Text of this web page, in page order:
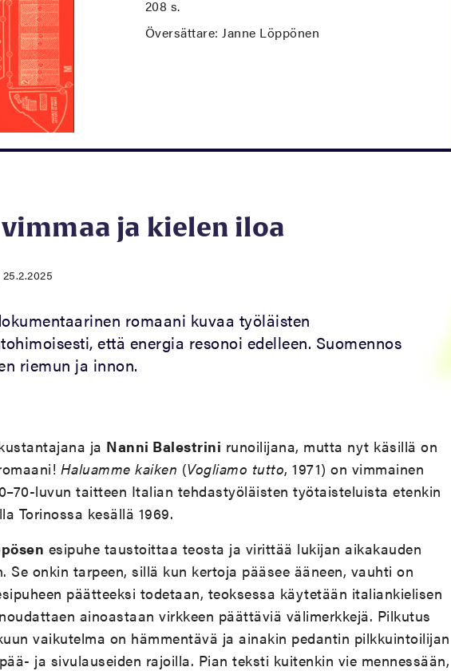
208 s.
Översättare: Janne Löppönen
ja kielen iloa
25.2.2025
romaani kuvaa työläisten
että energia resonoi edelleen. Suomennos
riemun ja innon.
ja Nanni Balestrini runoilijana, mutta nyt käsillä on
Haluamme kaiken (Vogliamo tutto, 1971) on vimmainen
luvun taitteen Italian tehdastyöläisten työtaisteluista etenkin
Torinossa kesällä 1969.
esipuhe taustoittaa teosta ja virittää lukijan aikakauden
Se onkin tarpeen, sillä kun kertoja pääsee ääneen, vauhti on
päätteeksi todetaan, teoksessa käytetään italiankielisen
ainoastaan virkkeen päättäviä välimerkkejä. Pilkutus
vaikutelma on hämmentävä ja ainakin pedantin pilkkuintoilijan
ja sivulauseiden rajoilla. Pian teksti kuitenkin vie mennessään,